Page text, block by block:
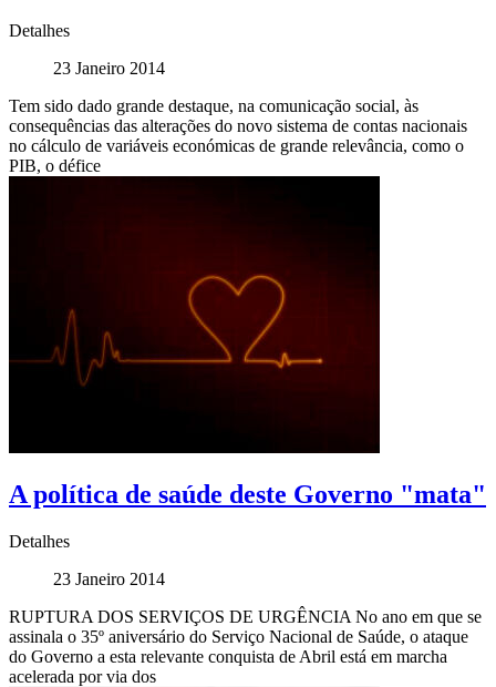
Detalhes
23 Janeiro 2014
Tem sido dado grande destaque, na comunicação social, às
consequências das alterações do novo sistema de contas nacionais
no cálculo de variáveis económicas de grande relevância, como o
PIB, o défice
A política de saúde deste Governo "mata"
Detalhes
23 Janeiro 2014
RUPTURA DOS SERVIÇOS DE URGÊNCIA No ano em que se
assinala o 35º aniversário do Serviço Nacional de Saúde, o ataque
do Governo a esta relevante conquista de Abril está em marcha
acelerada por via dos